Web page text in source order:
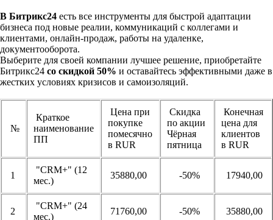
В Битрикс24 есть все инструменты для быстрой адаптации
бизнеса под новые реалии, коммуникаций с коллегами и
клиентами, онлайн-продаж, работы на удаленке,
документооборота.
Выберите для своей компании лучшее решение, приобретайте
Битрикс24 со скидкой 50% и оставайтесь эффективными даже в
жестких условиях кризисов и самоизоляций.
№
Краткое
наименование
ПП
Цена при
покупке
помесячно
в RUR
Скидка
по акции
Чёрная
пятница
Конечная
цена для
клиентов
в RUR
1
"CRM+" (12
мес.)
35880,00 -50% 17940,00
2
"CRM+" (24
мес.)
71760,00 -50% 35880,00